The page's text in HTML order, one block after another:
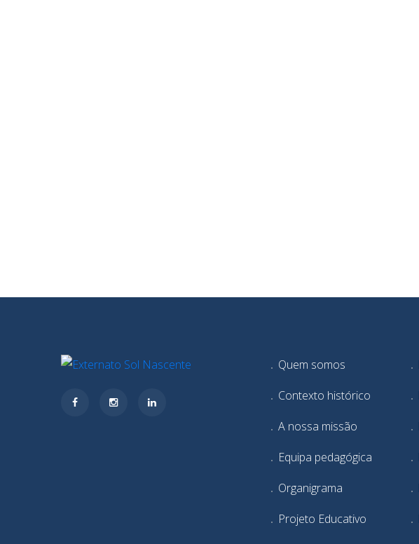
Quem somos
Contexto histórico
A nossa missão
Equipa pedagógica
Organigrama
Projeto Educativo